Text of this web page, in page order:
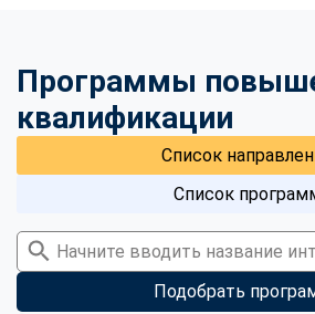
Программы
квалификации
Список
Список
Подобрать